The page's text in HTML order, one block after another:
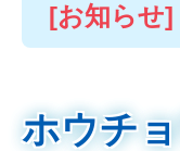
[お知らせ]
ホウチ